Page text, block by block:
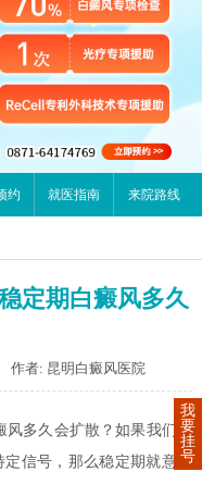
约 就医指南 来院路线
定期白癜风多久
作者: 昆明白癜风医院
风多久会扩散？如果我们将
信号，那么稳定期就意味
我
要
挂
号